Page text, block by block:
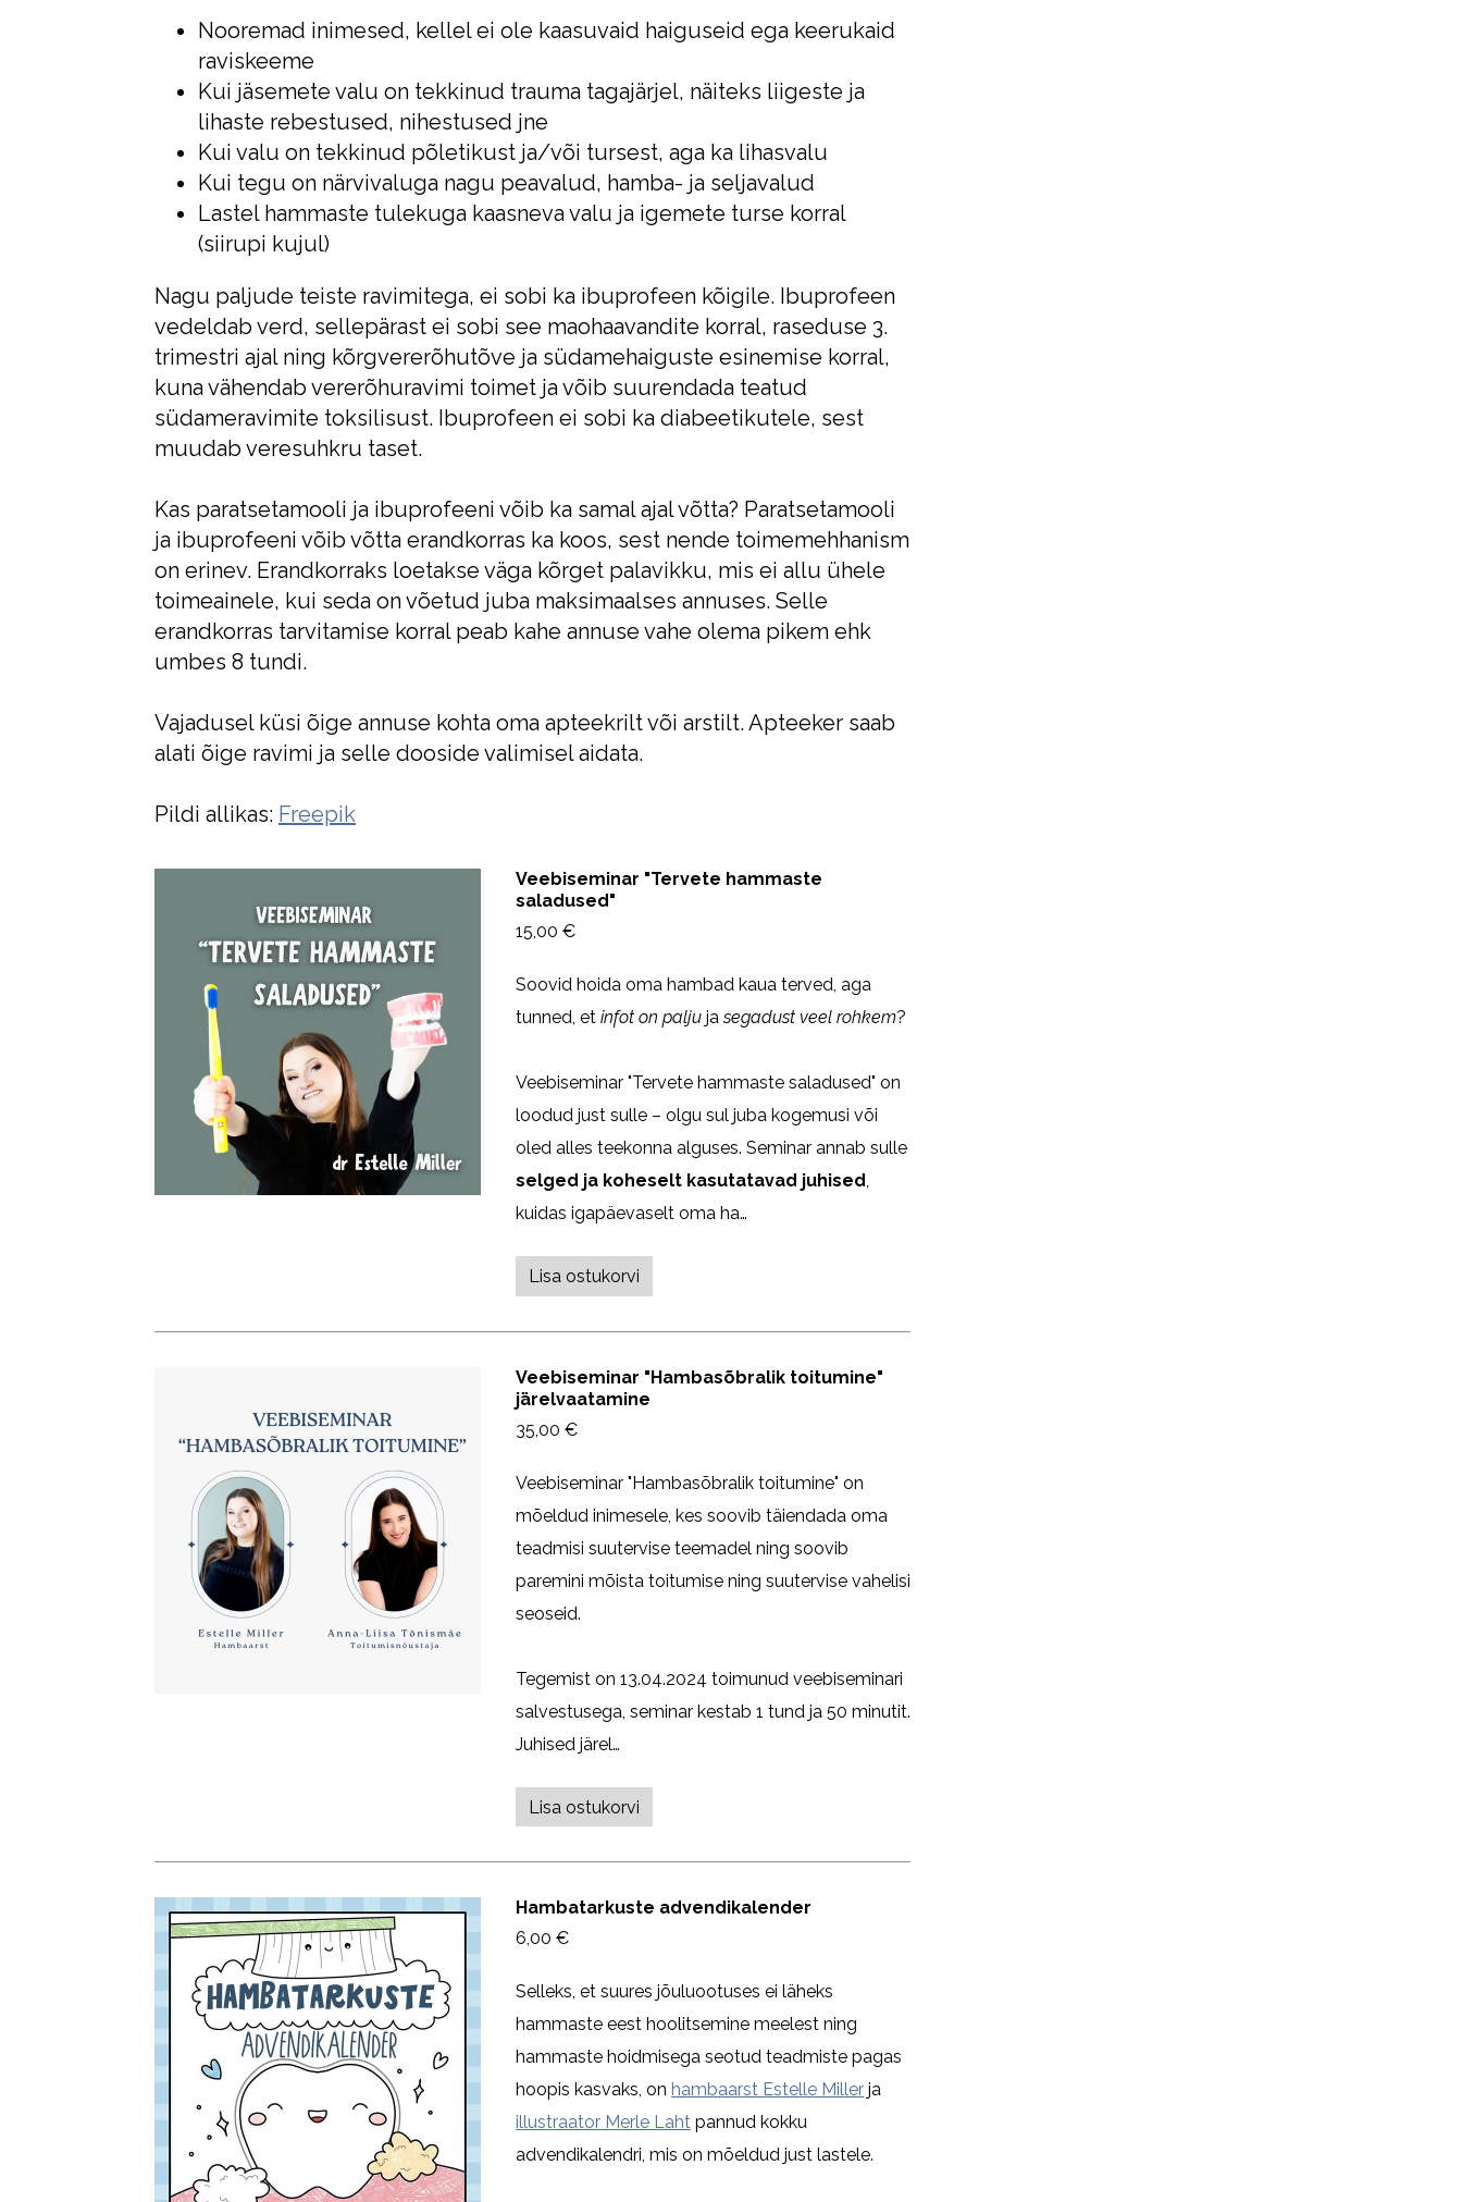
Nooremad inimesed, kellel ei ole kaasuvaid haiguseid ega keerukaid
raviskeeme
Kui jäsemete valu on tekkinud trauma tagajärjel, näiteks liigeste ja
lihaste rebestused, nihestused jne
Kui valu on tekkinud põletikust ja/või tursest, aga ka lihasvalu
Kui tegu on närvivaluga nagu peavalud, hamba- ja seljavalud
Lastel hammaste tulekuga kaasneva valu ja igemete turse korral
(siirupi kujul)
Nagu paljude teiste ravimitega, ei sobi ka ibuprofeen kõigile. Ibuprofeen
vedeldab verd, sellepärast ei sobi see maohaavandite korral, raseduse 3.
trimestri ajal ning kõrgvererõhutõve ja südamehaiguste esinemise korral,
kuna vähendab vererõhuravimi toimet ja võib suurendada teatud
südameravimite toksilisust. Ibuprofeen ei sobi ka diabeetikutele, sest
muudab veresuhkru taset.
Kas paratsetamooli ja ibuprofeeni võib ka samal ajal võtta? Paratsetamooli
ja ibuprofeeni võib võtta erandkorras ka koos, sest nende toimemehhanism
on erinev. Erandkorraks loetakse väga kõrget palavikku, mis ei allu ühele
toimeainele, kui seda on võetud juba maksimaalses annuses. Selle
erandkorras tarvitamise korral peab kahe annuse vahe olema pikem ehk
umbes 8 tundi.
Vajadusel küsi õige annuse kohta oma apteekrilt või arstilt. Apteeker saab
alati õige ravimi ja selle dooside valimisel aidata.
Pildi allikas: Freepik
Veebiseminar "Tervete hammaste
saladused"
15,00 €
Soovid hoida oma hambad kaua terved, aga
tunned, et infot on palju jasegadust veel rohkem?
Veebiseminar "Tervete hammaste saladused" on
loodud just sulle – olgu sul juba kogemusi või
oled alles teekonna alguses. Seminar annab sulle
selged ja koheselt kasutatavad juhised
kuidas igapäevaselt oma ha…
Lisa ostukorvi
Veebiseminar "Hambasõbralik toitumine"
järelvaatamine
35,00 €
Veebiseminar "Hambasõbralik toitumine" on
mõeldud inimesele, kes soovib täiendada oma
teadmisi suutervise teemadel ning soovib
paremini mõista toitumise ning suutervise vahelisi
seoseid.
Tegemist on 13.04.2024 toimunud veebiseminari
salvestusega, seminar kestab 1 tund ja 50 minutit.
Juhised järel…
Lisa ostukorvi
Hambatarkuste advendikalender
6,00 €
Selleks, et suures jõuluootuses ei läheks
hammaste eest hoolitsemine meelest ning
hammaste hoidmisega seotud teadmiste pagas
hoopis kasvaks, on hambaarst Estelle Miller ja
illustraator Merle Laht pannud kokku
advendikalendri, mis on mõeldud just lastele.